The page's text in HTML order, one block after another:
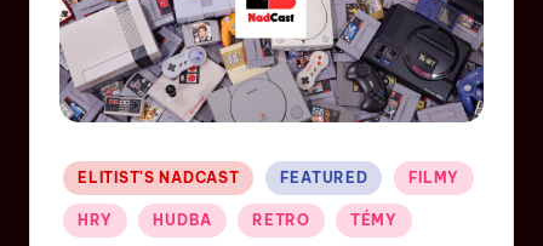
ELITIST'S NADCAST FEATURED FILMY
HRY HUDBA RETRO TÉMY